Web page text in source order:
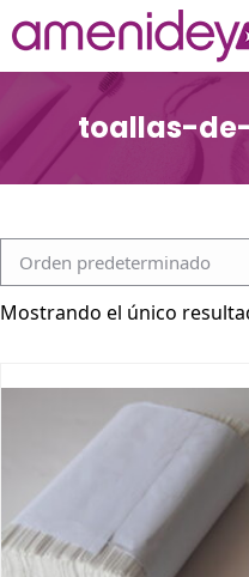
toallas-
Mostrando el único